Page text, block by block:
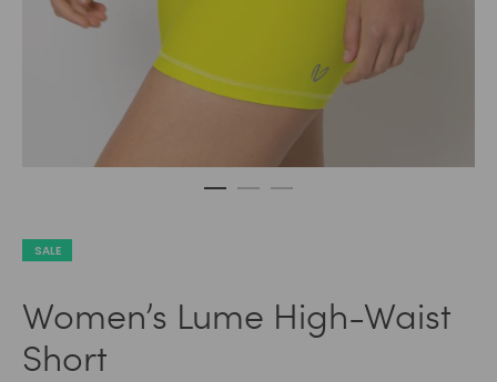
SALE
Women’s Lume High-Waist
Short